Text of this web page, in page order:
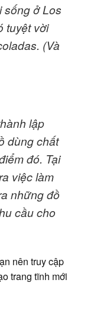
sống ở Los
tuyệt vời
(Và
lập
dùng chất
đó. Tại
việc làm
những đồ
cầu cho
nên truy cập
trang tĩnh mới